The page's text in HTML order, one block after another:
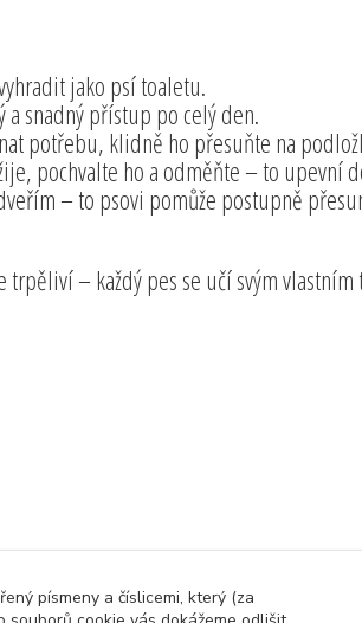
jako psí toaletu.
a snadný přístup po celý den.
potřebu, klidně ho přesuňte na
pochvalte ho a odměňte – to upevní
– to psovi pomůže postupně
trpěliví – každý pes se učí svým
písmeny a číslicemi, který (za